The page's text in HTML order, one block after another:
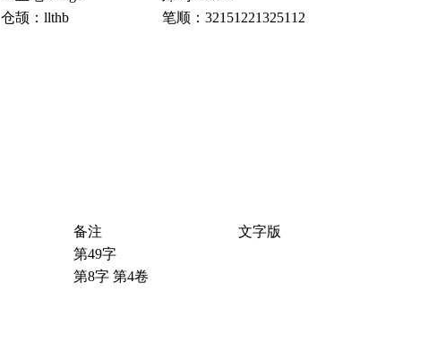
仓颉：llthb
笔顺：32151221325112
备注
文字版
第49字
第8字 第4卷